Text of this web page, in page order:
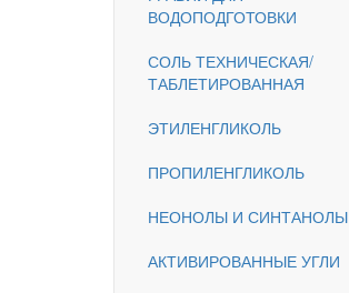
ВОДОПОДГОТОВКИ
СОЛЬ ТЕХНИЧЕСКАЯ/
ТАБЛЕТИРОВАННАЯ
ЭТИЛЕНГЛИКОЛЬ
ПРОПИЛЕНГЛИКОЛЬ
НЕОНОЛЫ И СИНТАНОЛЫ
АКТИВИРОВАННЫЕ УГЛИ